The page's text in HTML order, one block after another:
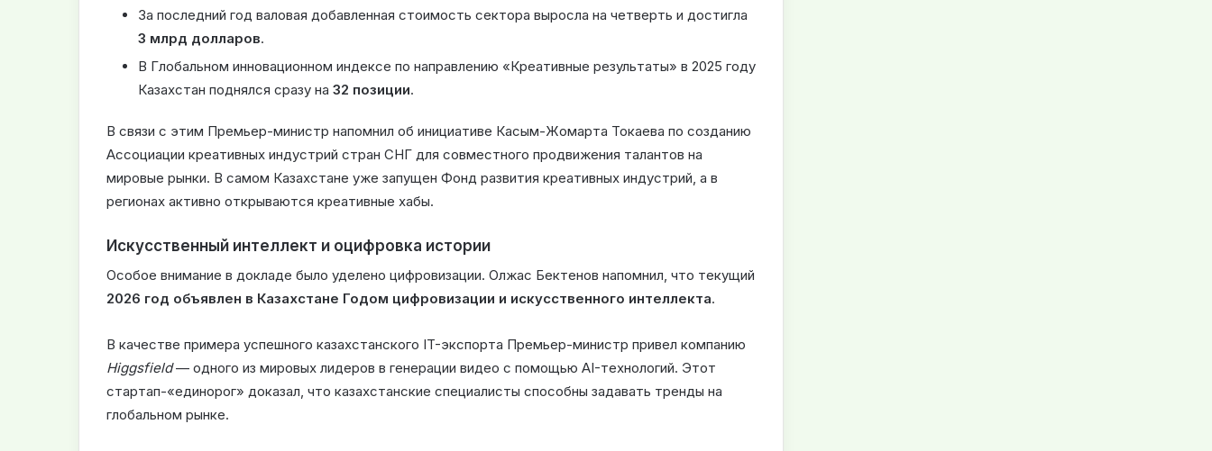
За последний год валовая добавленная стоимость сектора выросла на четверть и достигла
3 млрд долларов.
В Глобальном инновационном индексе по направлению «Креативные результаты» в 2025 году
Казахстан поднялся сразу на 32 позиции.
В связи с этим Премьер-министр напомнил об инициативе Касым-Жомарта Токаева по созданию
Ассоциации креативных индустрий стран СНГ для совместного продвижения талантов на
мировые рынки. В самом Казахстане уже запущен Фонд развития креативных индустрий, а в
регионах активно открываются креативные хабы.
Искусственный интеллект и оцифровка истории
Особое внимание в докладе было уделено цифровизации. Олжас Бектенов напомнил, что текущий
2026 год объявлен в Казахстане Годом цифровизации и искусственного интеллекта.
В качестве примера успешного казахстанского IT-экспорта Премьер-министр привел компанию
Higgsfield— одного из мировых лидеров в генерации видео с помощью AI-технологий. Этот
стартап-«единорог» доказал, что казахстанские специалисты способны задавать тренды на
глобальном рынке.